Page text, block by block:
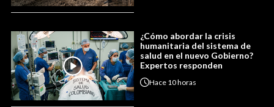
¿Cómo abordar la crisis
humanitaria del sistema de
salud en el nuevo Gobierno?
Expertos responden
Hace 10 horas